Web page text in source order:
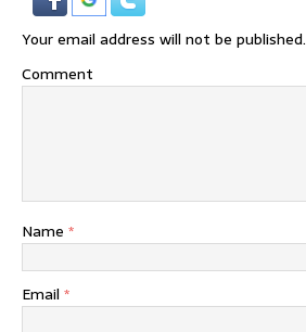
Your email address will not be published.
Comment
Name *
Email *